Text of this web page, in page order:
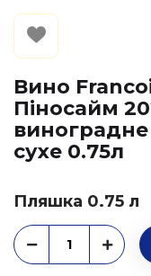
Вино
Піносайм
сухе 0.75л
Пляшка 0.75 л